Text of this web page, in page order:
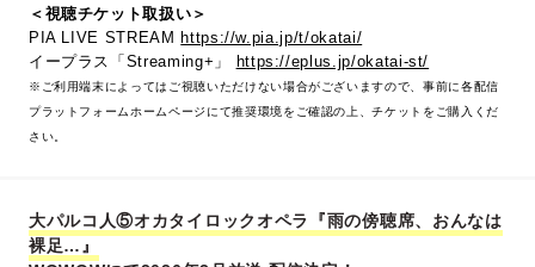
＜視聴チケット取扱い＞
PIA LIVE STREAMhttps://w.pia.jp/t/okatai/
イープラス「Streaming+」 https://eplus.jp/okatai-st/
※ご利用端末によってはご視聴いただけない場合がございますので、事前に各配信
プラットフォームホームページにて推奨環境をご確認の上、チケットをご購入くだ
さい。
大パルコ人⑤オカタイロックオペラ『雨の傍聴席、おんなは
裸足…』